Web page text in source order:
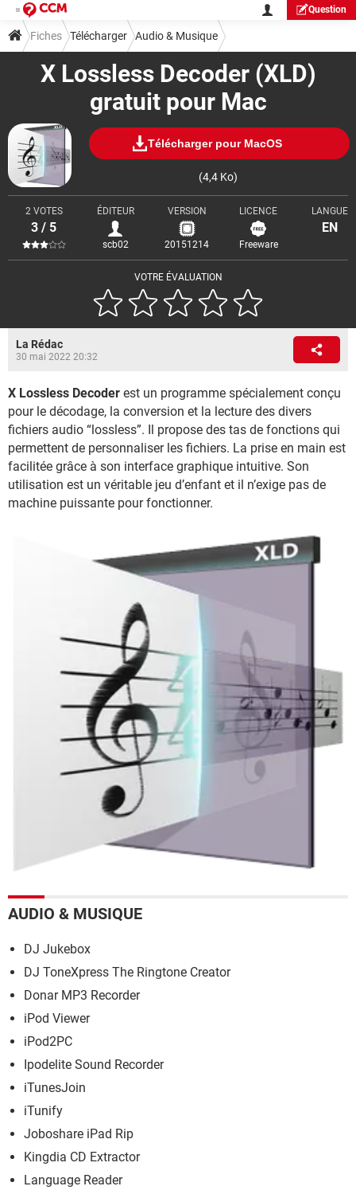
Question
X Lossless Decoder (XLD)
gratuit pour Mac
Télécharger pour MacOS
(4,4 Ko)
VOTRE ÉVALUATION
2 VOTES
3 / 5
ÉDITEUR
scb02
VERSION
20151214
LICENCE
Freeware
LANGUE
EN
Fiches Télécharger Audio & Musique
La Rédac
30 mai 2022 20:32
X Lossless Decoder est un programme spécialement conçu
pour le décodage, la conversion et la lecture des divers
fichiers audio “lossless”. Il propose des tas de fonctions qui
permettent de personnaliser les fichiers. La prise en main est
facilitée grâce à son interface graphique intuitive. Son
utilisation est un véritable jeu d’enfant et il n’exige pas de
machine puissante pour fonctionner.
AUDIO & MUSIQUE
DJ Jukebox
DJ ToneXpress The Ringtone Creator
Donar MP3 Recorder
iPod Viewer
iPod2PC
Ipodelite Sound Recorder
iTunesJoin
iTunify
Joboshare iPad Rip
Kingdia CD Extractor
Language Reader